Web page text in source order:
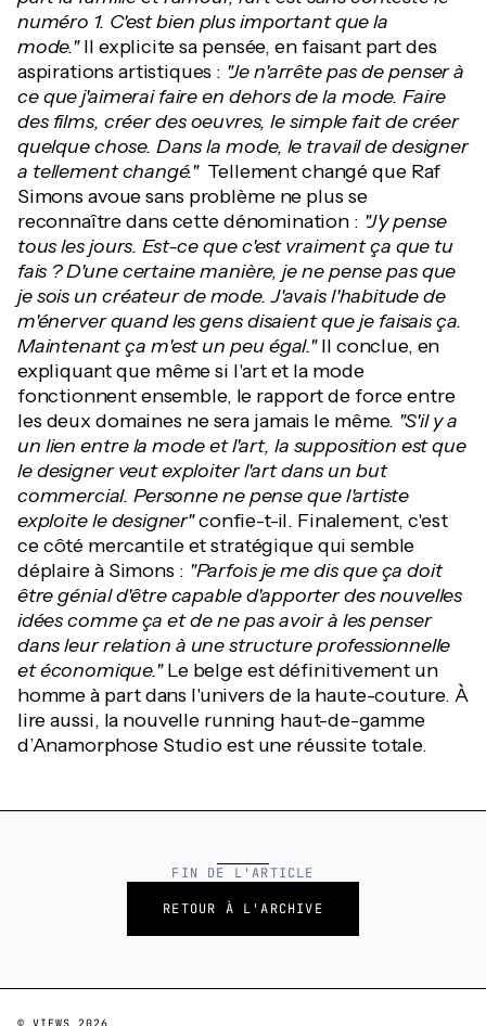
numéro 1. C'est bien plus important que la
mode."Il explicite sa pensée, en faisant part des
aspirations artistiques : "Je n'arrête pas de penser à
ce que j'aimerai faire en dehors de la mode. Faire
des films, créer des oeuvres, le simple fait de créer
quelque chose. Dans la mode, le travail de designer
a tellement changé." Tellement changé que Raf
Simons avoue sans problème ne plus se
reconnaître dans cette dénomination : "J'y pense
tous les jours. Est-ce que c'est vraiment ça que tu
fais ? D'une certaine manière, je ne pense pas que
je sois un créateur de mode. J'avais l'habitude de
m'énerver quand les gens disaient que je faisais ça.
Maintenant ça m'est un peu égal."Il conclue, en
expliquant que même si l'art et la mode
fonctionnent ensemble, le rapport de force entre
les deux domaines ne sera jamais le même. "S'il y a
un lien entre la mode et l'art, la supposition est que
le designer veut exploiter l'art dans un but
commercial. Personne ne pense que l'artiste
exploite le designer"confie-t-il. Finalement, c'est
ce côté mercantile et stratégique qui semble
déplaire à Simons : "Parfois je me dis que ça doit
être génial d'être capable d'apporter des nouvelles
idées comme ça et de ne pas avoir à les penser
dans leur relation à une structure professionnelle
et économique."Le belge est définitivement un
homme à part dans l'univers de la haute-couture. À
lire aussi, la nouvelle running haut-de-gamme
d’Anamorphose Studio est une réussite totale.
FIN DE L'ARTICLE
RETOUR À L'ARCHIVE